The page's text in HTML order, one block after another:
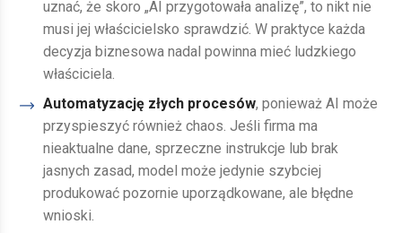
uznać, że skoro „AI przygotowała analizę”, to nikt nie
musi jej właścicielsko sprawdzić. W praktyce każda
decyzja biznesowa nadal powinna mieć ludzkiego
właściciela.
Automatyzację złych procesów, ponieważ AI może
przyspieszyć również chaos. Jeśli firma ma
nieaktualne dane, sprzeczne instrukcje lub brak
jasnych zasad, model może jedynie szybciej
produkować pozornie uporządkowane, ale błędne
wnioski.